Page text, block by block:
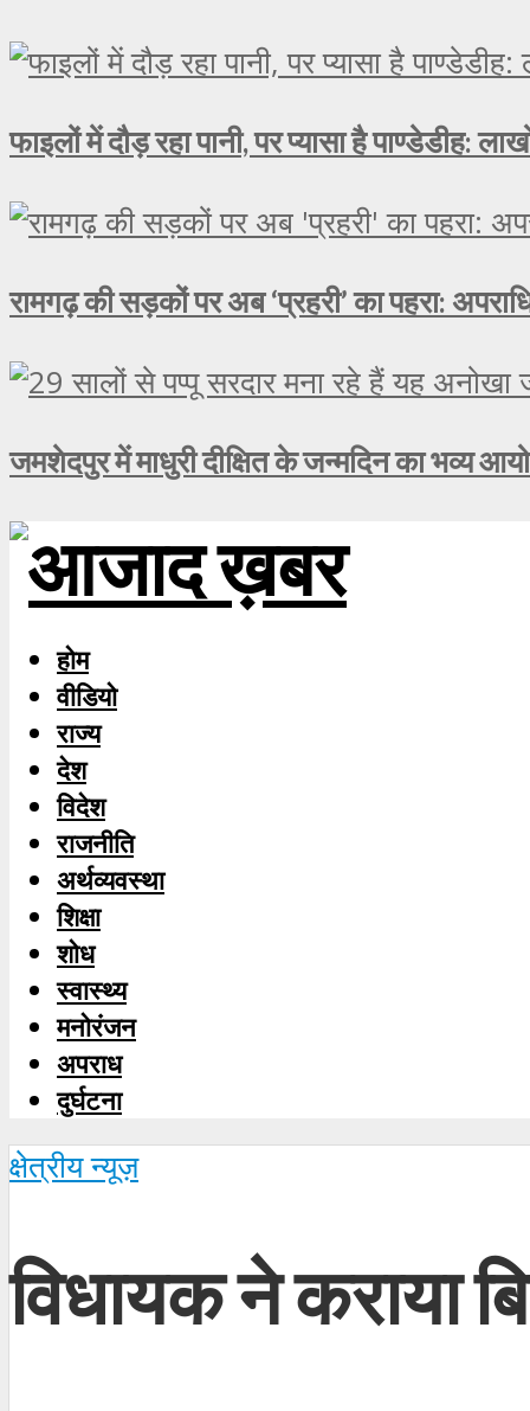
फाइलों में दौड़ रहा पानी, पर प्यासा है पाण्डेडीह:
रामगढ़ की सड़कों पर अब ‘प्रहरी’ का पहरा:
जमशेदपुर में माधुरी दीक्षित के जन्मदिन का भव्य
होम
वीडियो
राज्य
देश
विदेश
राजनीति
अर्थव्यवस्था
शिक्षा
शोध
स्‍वास्‍थ्‍य
मनोरंजन
अपराध
दुर्घटना
क्षेत्रीय न्यूज़
विधायक ने कराया